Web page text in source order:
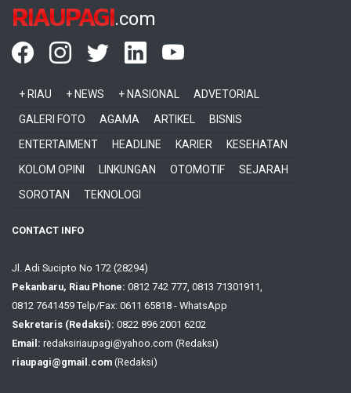
RIAUPAGI.com
+ RIAU + NEWS + NASIONAL
ADVETORIAL
GALERI FOTO
AGAMA ARTIKEL
BISNIS
ENTERTAIMENT
HEADLINE KARIER
KESEHATAN
KOLOM OPINI
LINKUNGAN OTOMOTIF
SEJARAH
SOROTAN
TEKNOLOGI
CONTACT INFO
Jl. Adi Sucipto No 172 (28294)
Pekanbaru, Riau Phone: 0812 742 777, 0813 71301911,
0812 7641459 Telp/Fax: 0611 65818 - WhatsApp
Sekretaris (Redaksi): 0822 896 2001 6202
Email: redaksiriaupagi@yahoo.com (Redaksi)
riaupagi@gmail.com (Redaksi)